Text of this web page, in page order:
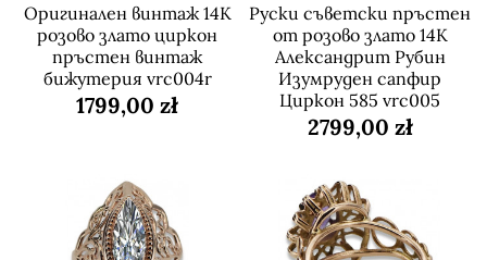
Оригинален винтаж 14K
розово злато циркон
пръстен винтаж
бижутерия vrc004r
1799,00 zł
Руски съветски пръстен
от розово злато 14K
Александрит Рубин
Изумруден сапфир
Циркон 585 vrc005
2799,00 zł